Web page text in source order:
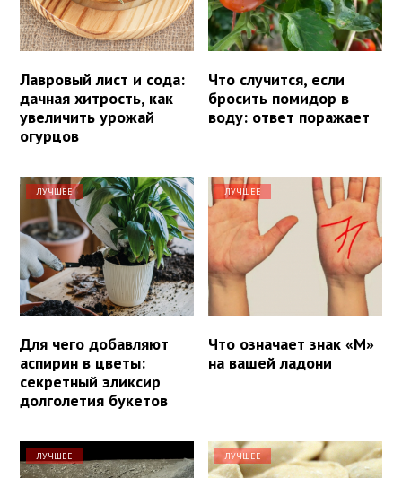
Лавровый лист и сода:
дачная хитрость, как
увеличить урожай
огурцов
Что случится, если
бросить помидор в
воду: ответ поражает
ЛУЧШЕЕ
Для чего добавляют
аспирин в цветы:
секретный эликсир
долголетия букетов
ЛУЧШЕЕ
Что означает знак «М»
на вашей ладони
ЛУЧШЕЕ ЛУЧШЕЕ